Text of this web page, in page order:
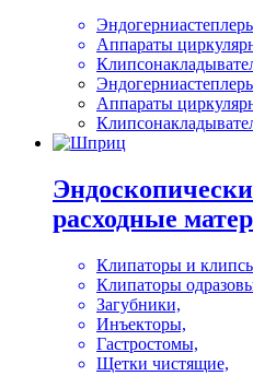
Аппараты
Аппараты
расходные
Клипаторы и
Клипаторы
Загубники,
Инъекторы,
Гастростомы,
Щетки чистящие,